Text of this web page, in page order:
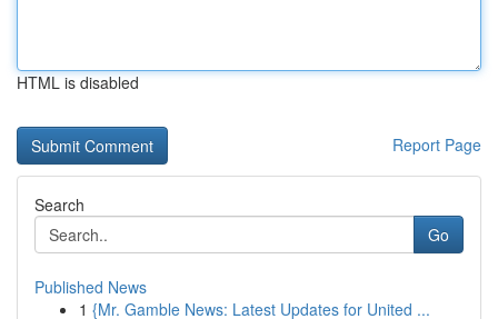
HTML is disabled
Report Page
Search
Go
Published News
1 {Mr. Gamble News: Latest Updates for United ...